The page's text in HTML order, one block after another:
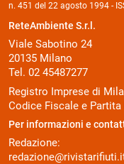
n. 451 del 22 agosto 1994 -
ReteAmbiente S.r.l.
Viale Sabotino 24
20135 Milano
Tel. 02 45487277
Registro Imprese di
Codice Fiscale e Partita
Per informazioni e
Redazione: